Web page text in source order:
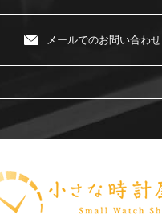
メールでのお問い合わせ